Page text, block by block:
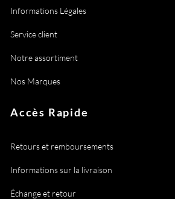
Informations Légales
Service client
Notre assortiment
Nos Marques
Accès Rapide
Retours et remboursements
Informations sur la livraison
Échange et retour